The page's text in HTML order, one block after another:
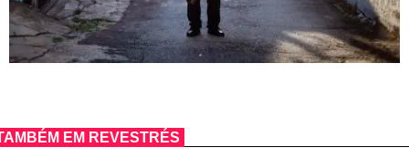
EM REVESTRÉS